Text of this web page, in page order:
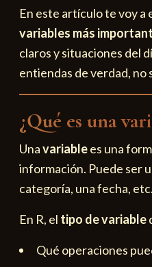
En este artículo te voy a
variables más
claros y situaciones del
entiendas de verdad, no
¿Qué es una
Unavariablees una
información. Puede ser
categoría, una fecha, etc.
En R, el tipo de variable
Qué operaciones